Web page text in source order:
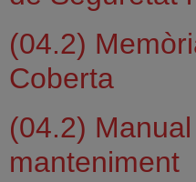
(04.2)
Coberta
(04.2) Manual
manteniment